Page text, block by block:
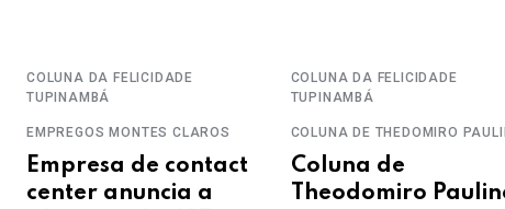
COLUNA DA FELICIDADE
TUPINAMBÁ
EMPREGOS MONTES CLAROS
Empresa de contact
center anuncia a
COLUNA DA FELICIDADE
TUPINAMBÁ
COLUNA DE THEDOMIRO
Coluna de
Theodomiro